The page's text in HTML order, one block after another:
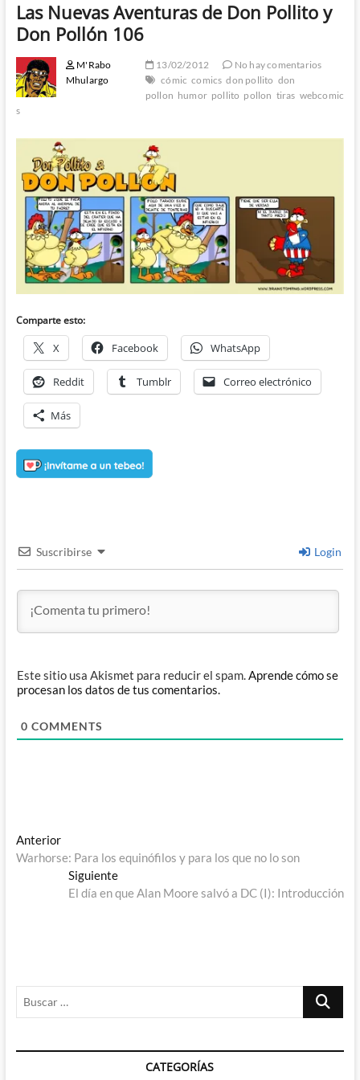
Las Nuevas Aventuras de Don Pollito y
Don Pollón 106
M'Rabo
Mhulargo
13/02/2012
No hay comentarios
cómic comics don pollito don
pollon humor pollito pollon tiras webcomic
s
Comparte esto:
X Facebook WhatsApp
Reddit Tumblr Correo electrónico
Más
Suscribirse Login
Este sitio usa Akismet para reducir el spam.Aprende cómo se
procesan los datos de tus comentarios.
0 COMMENTS
Navegación
de
entradas
AnteriorEntrada
anterior:
Warhorse: Para los equinófilos y para los que no lo son
SiguienteEntrada
siguiente:
El día en que Alan Moore salvó a DC (I): Introducción
Buscar
CATEGORÍAS